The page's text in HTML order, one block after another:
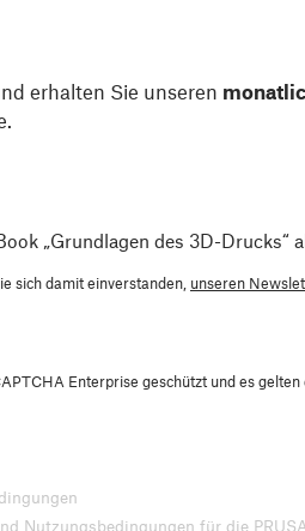
erhalten Sie unseren
„Grundlagen des 3D-Drucks“
sich damit einverstanden, unseren
Enterprise geschützt und es gelten
Nutzungsbedingungen für die